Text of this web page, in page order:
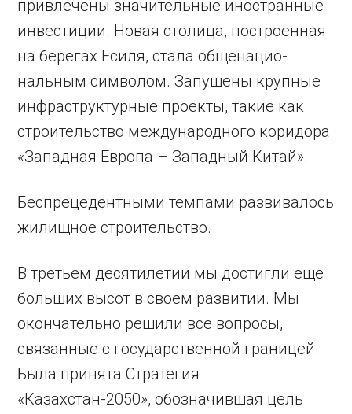
привлечены значительные иност­ранные
инвестиции. Новая столица, построенная
на берегах Есиля, стала общенацио­
нальным символом. Запущены крупные
инфраструктурные проекты, такие как
строительство международного коридора
«Западная Европа – Западный Китай».
Беспрецедент­ными темпами развивалось
жилищное строительство.
В третьем десятилетии мы достигли еще
больших высот в своем развитии. Мы
окончательно решили все вопросы,
связанные с государственной границей.
Была принята Стратегия
«Казахстан-2050», обозначившая цель